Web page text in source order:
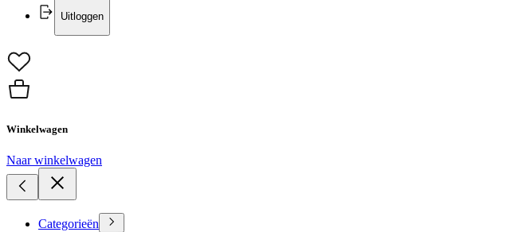
Uitloggen
Winkelwagen
Naar winkelwagen
Categorieën